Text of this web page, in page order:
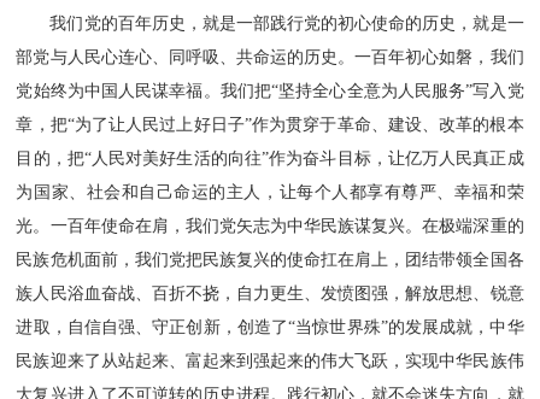
我们党的百年历史，就是一部践行党的初心使命的历史，就是一
部党与人民心连心、同呼吸、共命运的历史。一百年初心如磐，我们
党始终为中国人民谋幸福。我们把“坚持全心全意为人民服务”写入党
章，把“为了让人民过上好日子”作为贯穿于革命、建设、改革的根本
目的，把“人民对美好生活的向往”作为奋斗目标，让亿万人民真正成
为国家、社会和自己命运的主人，让每个人都享有尊严、幸福和荣
光。一百年使命在肩，我们党矢志为中华民族谋复兴。在极端深重的
民族危机面前，我们党把民族复兴的使命扛在肩上，团结带领全国各
族人民浴血奋战、百折不挠，自力更生、发愤图强，解放思想、锐意
进取，自信自强、守正创新，创造了“当惊世界殊”的发展成就，中华
民族迎来了从站起来、富起来到强起来的伟大飞跃，实现中华民族伟
大复兴进入了不可逆转的历史进程。践行初心，就不会迷失方向，就